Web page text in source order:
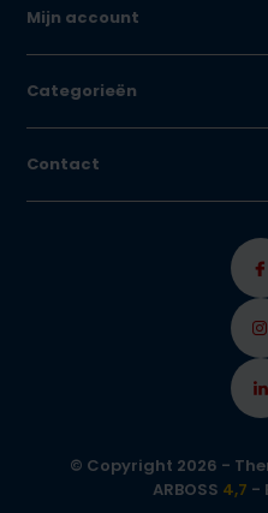
Mijn account
Categorieën
Contact
© Copyright 2026 -
ARBOSS 4,7 -